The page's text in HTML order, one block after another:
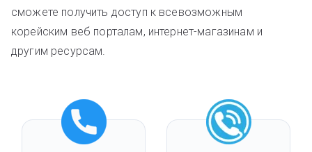
сможете получить доступ к всевозможным
корейским веб порталам, интернет-магазинам и
другим ресурсам.